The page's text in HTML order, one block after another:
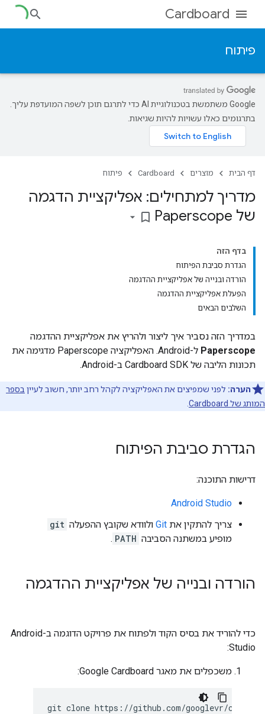
Cardboard
פיתוח
‫Google משתמשת בטכנולוגיית AI כדי לתרגם תוכן לשפה המועדפת עליך.
בתרגומים כאלו עשויות להיות שגיאות.
דף הבית מוצרים Cardboard פיתוח
מדריך למתחילים: אפליקציית הדגמה
של Paperscope
bookmark_border
בדף הזה
הגדרת סביבת הפיתוח
הורדה ובנייה של אפליקציית ההדגמה
הפעלת אפליקציית ההדגמה
השלבים הבאים
במדריך הזה נסביר איך ליצור ולהריץ את אפליקציית ההדגמה
Paperscope
ל-Android. האפליקציה Paperscope מדגימה את
תכונות הליבה של Cardboard SDK ב-Android.
הערה: לפני שמפיצים את האפליקציה לקהל רחב יותר, חשוב לעיין בספר
המותג של Cardboard
הגדרת סביבת הפיתוח
דרישות התוכנה:
Android Studio
צריך להתקין את Git ולוודא שקובץ ההפעלה git
מופיע במשתנה הסביבה PATH
.
הורדה ובנייה של אפליקציית ההדגמה
כדי להוריד את בסיס הקוד ולפתוח את פרויקט הדוגמה ב-Android
Studio:
משכפלים את מאגר Google Cardboard:
git clone